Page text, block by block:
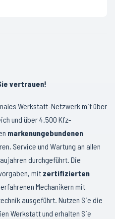
vertrauen!
Werkstatt-Netzwerk mit über
und über 4.500 Kfz-
markenungebundenen
Service und Wartung an allen
durchgeführt. Die
mit zertifizierten
Mechanikern mit
ausgeführt. Nutzen Sie die
Werkstatt und erhalten Sie